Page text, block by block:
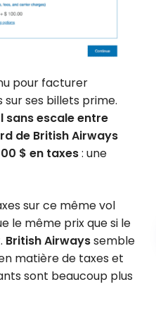
pour facturer
ses billets prime.
sans escale entre
de British Airways
$ en taxes: une
sur ce même vol
le même prix que si le
British Airwayssemble
matière de taxes et
sont beaucoup plus